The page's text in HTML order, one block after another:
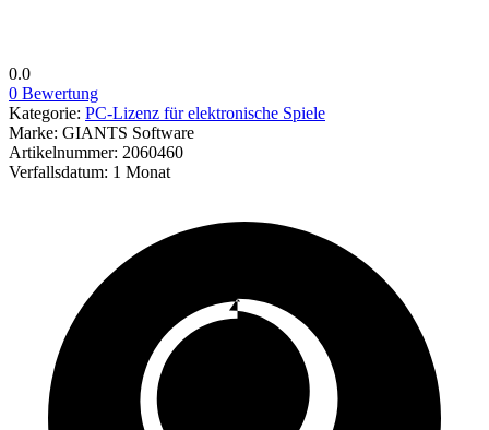
0.0
0 Bewertung
Kategorie: PC-Lizenz für elektronische Spiele
Marke: GIANTS Software
Artikelnummer: 2060460
Verfallsdatum: 1 Monat